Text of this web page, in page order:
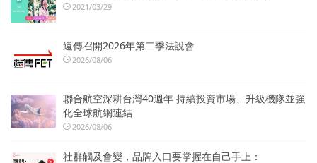
2021/03/29
遠傳召開2026年第二季法說會
2026/08/06
聯合航空深耕台灣40週年 持續投資市場、升級機隊並強
化全球航網連結
2026/08/06
社群觸及會變，品牌入口要掌握在自己手上：